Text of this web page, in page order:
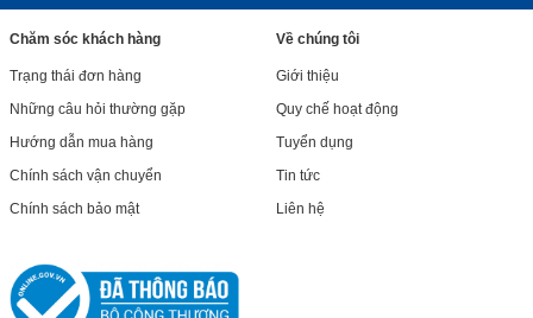
Chăm sóc khách hàng
Trạng thái đơn hàng
Những câu hỏi thường gặp
Hướng dẫn mua hàng
Chính sách vận chuyển
Chính sách bảo mật
Về chúng tôi
Giới thiệu
Quy chế hoạt động
Tuyển dụng
Tin tức
Liên hệ